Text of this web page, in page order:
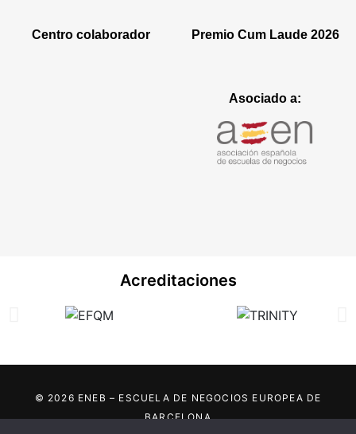
Centro colaborador Premio Cum Laude 2026
Asociado a:
Acreditaciones
© 2026 ENEB – ESCUELA DE NEGOCIOS EUROPEA DE
BARCELONA